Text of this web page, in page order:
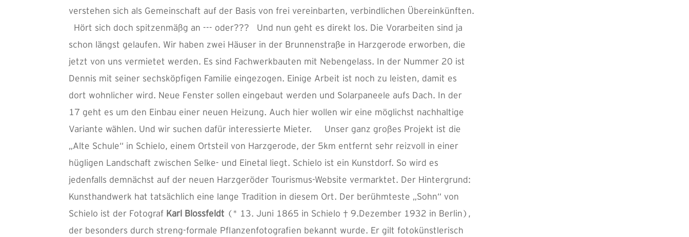
verstehen sich als Gemeinschaft auf der Basis von frei vereinbarten, verbindlichen Übereinkünften.
Hört sich doch spitzenmäßg an --- oder??? Und nun geht es direkt los. Die Vorarbeiten sind ja
schon längst gelaufen. Wir haben zwei Häuser in der Brunnenstraße in Harzgerode erworben, die
jetzt von uns vermietet werden. Es sind Fachwerkbauten mit Nebengelass. In der Nummer 20 ist
Dennis mit seiner sechsköpfigen Familie eingezogen. Einige Arbeit ist noch zu leisten, damit es
dort wohnlicher wird. Neue Fenster sollen eingebaut werden und Solarpaneele aufs Dach. In der
17 geht es um den Einbau einer neuen Heizung. Auch hier wollen wir eine möglichst nachhaltige
Variante wählen. Und wir suchen dafür interessierte Mieter. Unser ganz großes Projekt ist die
„Alte Schule“ in Schielo, einem Ortsteil von Harzgerode, der 5km entfernt sehr reizvoll in einer
hügligen Landschaft zwischen Selke- und Einetal liegt. Schielo ist ein Kunstdorf. So wird es
jedenfalls demnächst auf der neuen Harzgeröder Tourismus-Website vermarktet. Der Hintergrund:
Kunsthandwerk hat tatsächlich eine lange Tradition in diesem Ort. Der berühmteste „Sohn“ von
Schielo ist der Fotograf Karl Blossfeldt (* 13. Juni 1865 in Schielo † 9.Dezember 1932 in Berlin),
der besonders durch streng-formale Pflanzenfotografien bekannt wurde. Er gilt fotokünstlerisch